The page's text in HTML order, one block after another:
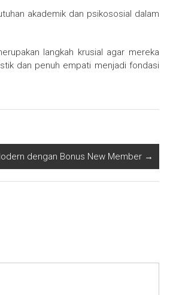
akademik dan psikososial dalam
langkah krusial agar mereka
dan penuh empati menjadi fondasi
dengan Bonus New Member →